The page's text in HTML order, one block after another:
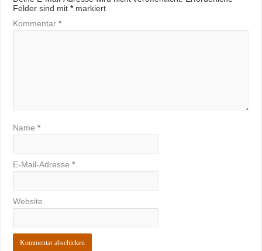
Felder sind mit*markiert
Kommentar*
Name*
E-Mail-Adresse*
Website